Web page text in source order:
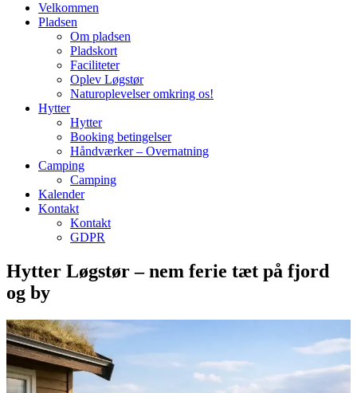
Velkommen
Pladsen
Om pladsen
Pladskort
Faciliteter
Oplev Løgstør
Naturoplevelser omkring os!
Hytter
Hytter
Booking betingelser
Håndværker – Overnatning
Camping
Camping
Kalender
Kontakt
Kontakt
GDPR
Hytter Løgstør – nem ferie tæt på fjord
og by